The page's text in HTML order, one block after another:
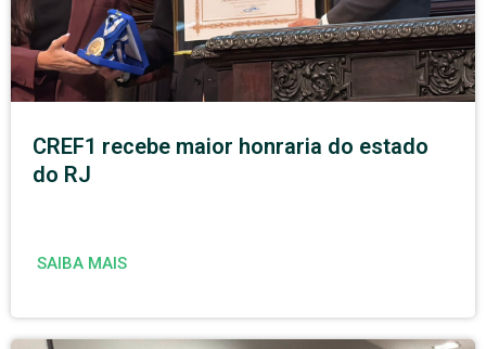
CREF1 recebe maior honraria do estado
do RJ
SAIBA MAIS